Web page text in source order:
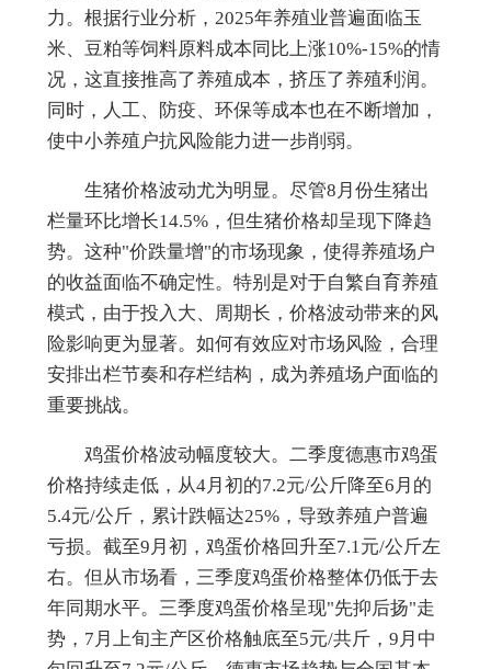
力。根据行业分析，2025年养殖业普遍面临玉
米、豆粕等饲料原料成本同比上涨10%-15%的情
况，这直接推高了养殖成本，挤压了养殖利润。
同时，人工、防疫、环保等成本也在不断增加，
使中小养殖户抗风险能力进一步削弱。
生猪价格波动尤为明显。尽管8月份生猪出
栏量环比增长14.5%，但生猪价格却呈现下降趋
势。这种"价跌量增"的市场现象，使得养殖场户
的收益面临不确定性。特别是对于自繁自育养殖
模式，由于投入大、周期长，价格波动带来的风
险影响更为显著。如何有效应对市场风险，合理
安排出栏节奏和存栏结构，成为养殖场户面临的
重要挑战。
鸡蛋价格波动幅度较大。 二季度德惠市鸡蛋
价格持续走低，从4月初的7.2元/公斤降至6月的
5.4元/公斤，累计跌幅达25%，导致养殖户普遍
亏损。截至9月初，鸡蛋价格回升至7.1元/公斤左
右。但从市场看，三季度鸡蛋价格整体仍低于去
年同期水平。三季度鸡蛋价格呈现"先抑后扬"走
势，7月上旬主产区价格触底至5元/共斤，9月中